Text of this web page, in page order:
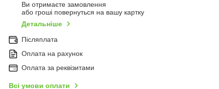
Ви отримаєте замовлення
або гроші повернуться на вашу картку
Детальніше
Післяплата
Оплата на рахунок
Оплата за реквізитами
Всі умови оплати